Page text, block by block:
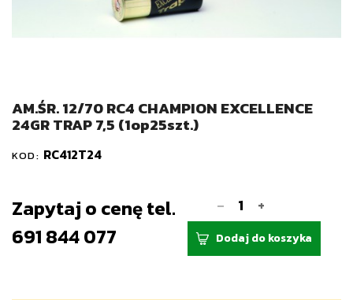
AM.ŚR. 12/70 RC4 CHAMPION EXCELLENCE
24GR TRAP 7,5 (1op25szt.)
KOD: RC412T24
Zapytaj o cenę tel.
691 844 077
- +
Dodaj do koszyka